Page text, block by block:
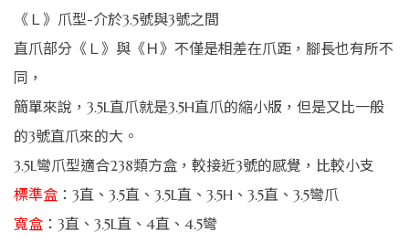
《Ｌ》爪型-介於3.5號與3號之間
直爪部分《Ｌ》與《Ｈ》不僅是相差在爪距，腳長也有所不
同，
簡單來說，3.5L直爪就是3.5H直爪的縮小版，但是又比一般
的3號直爪來的大。
3.5L彎爪型適合238類方盒，較接近3號的感覺，比較小支
標準盒 ：3直、3.5直、3.5L直、3.5H、3.5直、3.5彎爪
寬盒 ：3直、3.5L直、4直、4.5彎